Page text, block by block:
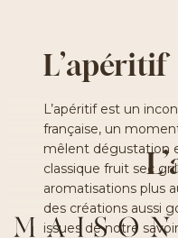
L’apéritif
L’apéritif est un
française, un
mêlent dégustation
classique fruit sec
aromatisations plus
des créations aussi
issues de notre